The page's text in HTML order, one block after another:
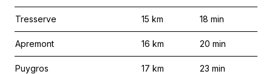
Tresserve 15 km 18 min
Apremont 16 km 20 min
Puygros 17 km 23 min